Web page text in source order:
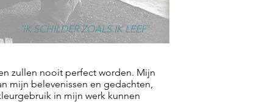
'IK SCHILDER ZOALS IK LEEF'
zullen nooit perfect worden. Mijn
mijn belevenissen en gedachten,
in mijn werk kunnen